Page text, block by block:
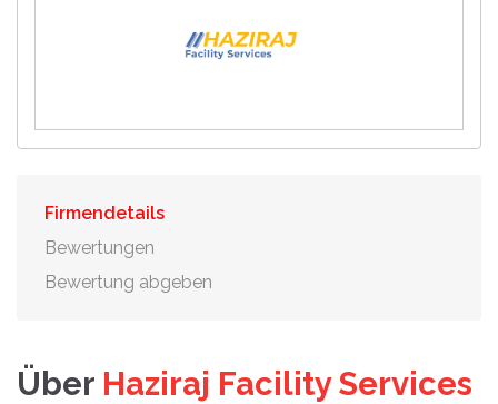
Firmendetails
Bewertungen
Bewertung abgeben
Über Haziraj Facility Services